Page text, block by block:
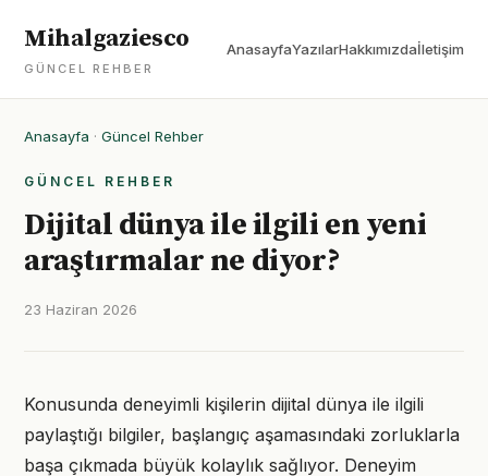
Mihalgaziesco
GÜNCEL REHBER
AnasayfaYazılarHakkımızdaİletişim
Anasayfa · Güncel Rehber
GÜNCEL REHBER
Dijital dünya ile ilgili en yeni
araştırmalar ne diyor?
23 Haziran 2026
Konusunda deneyimli kişilerin dijital dünya ile ilgili
paylaştığı bilgiler, başlangıç aşamasındaki zorluklarla
başa çıkmada büyük kolaylık sağlıyor. Deneyim